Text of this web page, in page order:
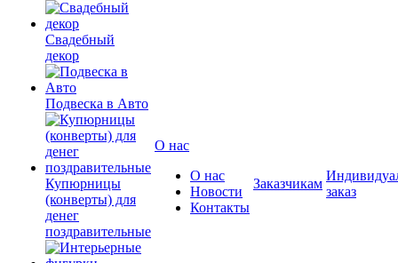
Свадебный
декор
Подвеска в Авто
Купюрницы
(конверты) для
денег
поздравительные
О нас
О нас
Новости
Контакты
Заказчикам
заказ